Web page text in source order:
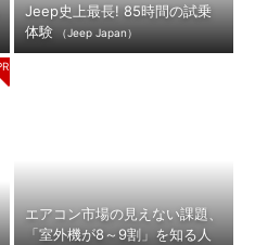
Jeep史上最長! 85時間の試乗
体験
（Jeep Japan）
エアコン市場の見えない課題、
「室外機が8～9割」を知る人